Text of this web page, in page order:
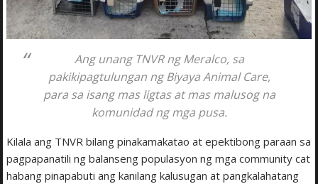
Ang unang TNVR ng Meralco, sa
pakikipagtulungan ng Biyaya Animal Care,
para sa isang mas ligtas at mas malusog na
komunidad ng mga pusa.
Kilala ang TNVR bilang pinakamakatao at epektibong paraan sa
pagpapanatili ng balanseng populasyon ng mga community cat
habang pinapabuti ang kanilang kalusugan at pangkalahatang